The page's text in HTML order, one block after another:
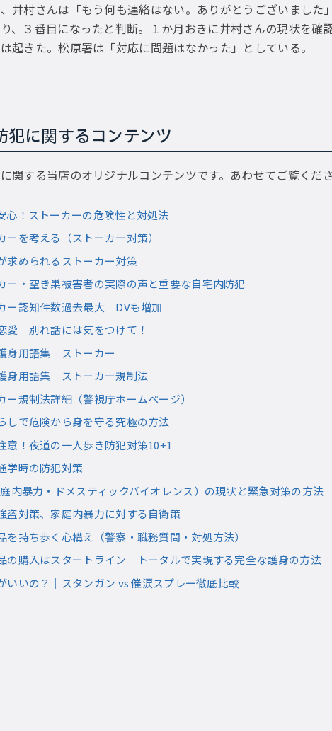
井村さんは「もう何も連絡はない。ありがとうございまし
、３番目になったと判断。１か月おきに井村さんの現状を
起きた。松原署は「対応に問題はなかった」としている。
犯に関するコンテンツ
関する当店のオリジナルコンテンツです。あわせてご覧くだ
心！ストーカーの危険性と対処法
ーを考える（ストーカー対策）
求められるストーカー対策
ー・空き巣被害者の実際の声と重要な自宅内防犯
ー認知件数過去最大 DVも増加
愛 別れ話には気をつけて！
身用語集 ストーカー
身用語集 ストーカー規制法
ー規制法詳細（警視庁ホームページ）
しで危険から身を守る究極の方法
意！夜道の一人歩き防犯対策10+1
学時の防犯対策
内暴力・ドメスティックバイオレンス）の現状と緊急対策の方法
盗対策、家庭内暴力に対する自衛策
を持ち歩く心構え（警察・職務質問・対処方法）
の購入はスタートライン｜トータルで実現する完全な護身の方法
いいの？｜スタンガン vs 催涙スプレー徹底比較